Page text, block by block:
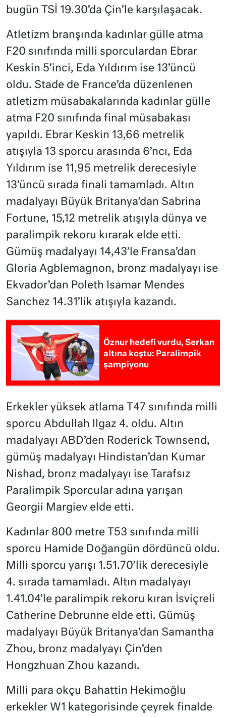
bugün TSİ 19.30’da Çin’le karşılaşacak.
Atletizm branşında kadınlar gülle atma
F20 sınıfında milli sporculardan Ebrar
Keskin 5’inci, Eda Yıldırım ise 13’üncü
oldu. Stade de France’da düzenlenen
atletizm müsabakalarında kadınlar gülle
atma F20 sınıfında final müsabakası
yapıldı. Ebrar Keskin 13,66 metrelik
atışıyla 13 sporcu arasında 6’ncı, Eda
Yıldırım ise 11,95 metrelik derecesiyle
13’üncü sırada finali tamamladı. Altın
madalyayı Büyük Britanya’dan Sabrina
Fortune, 15,12 metrelik atışıyla dünya ve
paralimpik rekoru kırarak elde etti.
Gümüş madalyayı 14,43’le Fransa’dan
Gloria Agblemagnon, bronz madalyayı ise
Ekvador’dan Poleth Isamar Mendes
Sanchez 14.31’lik atışıyla kazandı.
Öznur hedefi vurdu, Serkan
altına koştu: Paralimpik
şampiyonu
Erkekler yüksek atlama T47 sınıfında milli
sporcu Abdullah Ilgaz 4. oldu. Altın
madalyayı ABD’den Roderick Townsend,
gümüş madalyayı Hindistan’dan Kumar
Nishad, bronz madalyayı ise Tarafsız
Paralimpik Sporcular adına yarışan
Georgii Margiev elde etti.
Kadınlar 800 metre T53 sınıfında milli
sporcu Hamide Doğangün dördüncü oldu.
Milli sporcu yarışı 1.51.70’lik derecesiyle
4. sırada tamamladı. Altın madalyayı
1.41.04’le paralimpik rekoru kıran İsviçreli
Catherine Debrunne elde etti. Gümüş
madalyayı Büyük Britanya’dan Samantha
Zhou, bronz madalyayı Çin’den
Hongzhuan Zhou kazandı.
Milli para okçu Bahattin Hekimoğlu
erkekler W1 kategorisinde çeyrek finalde